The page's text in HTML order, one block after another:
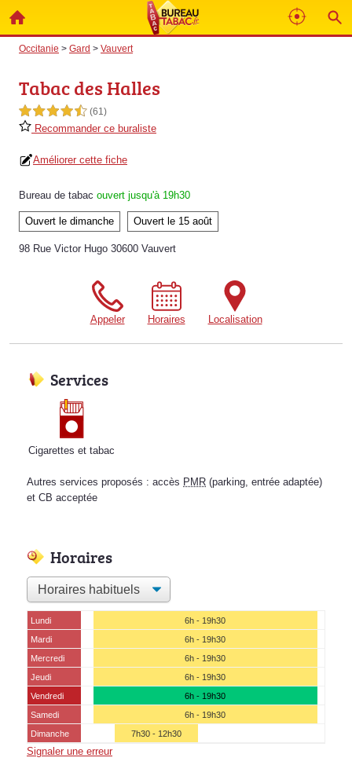
Occitanie > Gard > Vauvert
Tabac des Halles
4,5 étoiles sur 5 (61)
Recommander ce buraliste
Améliorer cette fiche
Bureau de tabac ouvert jusqu'à 19h30
Ouvert le dimanche Ouvert le 15 août
98 Rue Victor Hugo 30600 Vauvert
Appeler Horaires Localisation
Services
Cigarettes et tabac
Autres services proposés : accès PMR (parking, entrée adaptée)
et CB acceptée
Horaires
Lundi
6h - 19h30
Mardi
6h - 19h30
Mercredi
6h - 19h30
Jeudi
6h - 19h30
Vendredi
6h - 19h30
Samedi
6h - 19h30
Dimanche
7h30 - 12h30
Signaler une erreur